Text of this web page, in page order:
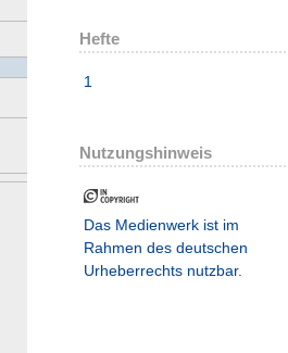
Hefte
1
Nutzungshinweis
Das Medienwerk ist im
Rahmen des deutschen
Urheberrechts nutzbar.